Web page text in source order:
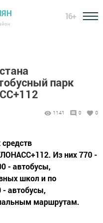
16+
парк
1141 0 0
Из них 770 -
- автобусы,
школ и по
автобусы,
маршрутам.